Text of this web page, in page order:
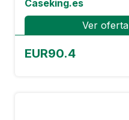
Caseking.es
Ver oferta
EUR90.4